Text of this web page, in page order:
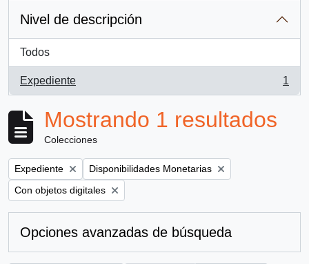
Nivel de descripción
Todos
Expediente
, 1 resultados
1
Mostrando 1 resultados
Colecciones
Remove filter:
Expediente Remove filter:
Disponibilidades Monetarias
Remove filter:
Con objetos digitales
Opciones avanzadas de búsqueda